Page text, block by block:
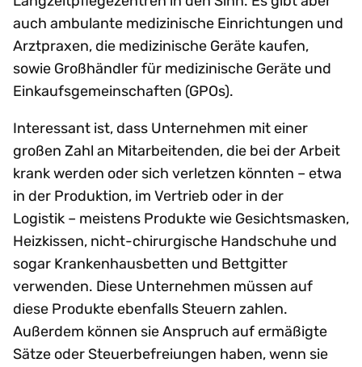
auch ambulante medizinische Einrichtungen und
Arztpraxen, die medizinische Geräte kaufen,
sowie Großhändler für medizinische Geräte und
Einkaufsgemeinschaften (GPOs).
Interessant ist, dass Unternehmen mit einer
großen Zahl an Mitarbeitenden, die bei der Arbeit
krank werden oder sich verletzen könnten – etwa
in der Produktion, im Vertrieb oder in der
Logistik – meistens Produkte wie Gesichtsmasken,
Heizkissen, nicht-chirurgische Handschuhe und
sogar Krankenhausbetten und Bettgitter
verwenden. Diese Unternehmen müssen auf
diese Produkte ebenfalls Steuern zahlen.
Außerdem können sie Anspruch auf ermäßigte
Sätze oder Steuerbefreiungen haben, wenn sie